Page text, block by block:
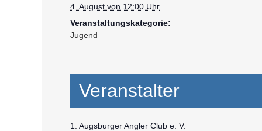
4. August von 12:00 Uhr
Veranstaltungskategorie:
Jugend
Veranstalter
1. Augsburger Angler Club e. V.